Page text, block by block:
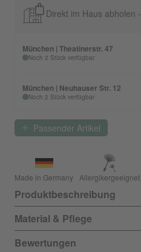
Direkt im Haus abholen -
München | Theatinerstr. 47
Noch 2 Stück verfügbar
München | Neuhauser Str. 12
Noch 2 Stück verfügbar
Passender Artikel
Made in Germany Allergikergeeignet
Produktbeschreibung
Material & Pflege
Bewertungen